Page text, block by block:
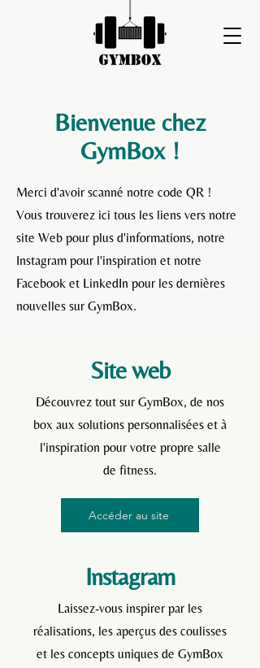
Bienvenue chez
GymBox !
Merci d'avoir scanné notre code QR !
Vous trouverez ici tous les liens vers notre
site Web pour plus d'informations, notre
Instagram pour l'inspiration et notre
Facebook et LinkedIn pour les dernières
nouvelles sur GymBox.
Site web
Découvrez tout sur GymBox, de nos
box aux solutions personnalisées et à
l'inspiration pour votre propre salle
de fitness.
Accéder au site
Instagram
Laissez-vous inspirer par les
réalisations, les aperçus des coulisses
et les concepts uniques de GymBox